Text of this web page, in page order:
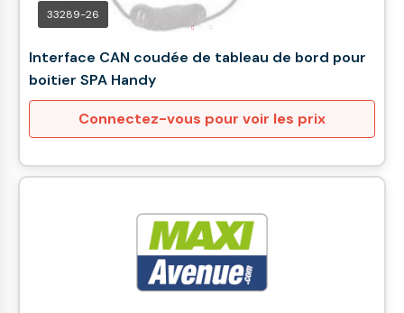
33289-26
Interface CAN coudée de tableau de bord pour
boitier SPA Handy
Connectez-vous pour voir les prix